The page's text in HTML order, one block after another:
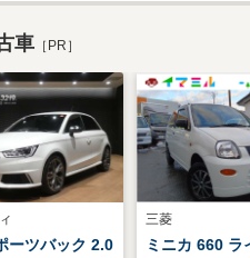
車 ［PR］
ーツバック 2.0
三菱
ミニカ 660 ラ